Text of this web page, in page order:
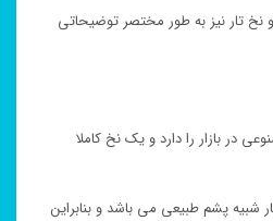
تار نیز به طور مختصر توضیحاتی
در بازار را دارد و یک نخ کاملا
پشم طبیعی می باشد و بنابراین